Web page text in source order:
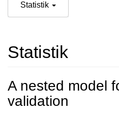
Statistik
Statistik
A nested model
validation